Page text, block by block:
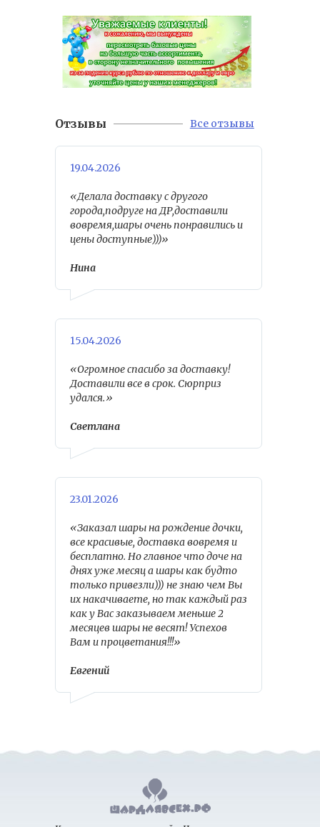
Отзывы Все отзывы
19.04.2026
«Делала доставку с другого
города,подруге на ДР,доставили
вовремя,шары очень понравились и
цены доступные)))»
Нина
15.04.2026
«Огромное спасибо за доставку!
Доставили все в срок. Сюрприз
удался.»
Светлана
23.01.2026
«Заказал шары на рождение дочки,
все красивые, доставка вовремя и
бесплатно. Но главное что доче на
днях уже месяц а шары как будто
только привезли))) не знаю чем Вы
их накачиваете, но так каждый раз
как у Вас заказываем меньше 2
месяцев шары не весят! Успехов
Вам и процветания!!!»
Евгений